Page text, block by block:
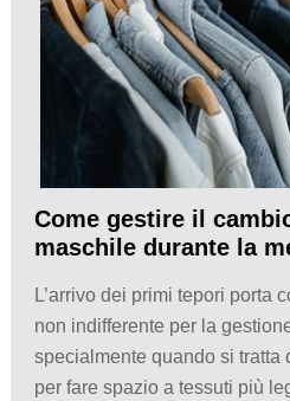
Come gestire il
maschile durante la
L’arrivo dei primi tepori porta
non indifferente per la
specialmente quando si tratta
per fare spazio a tessuti più